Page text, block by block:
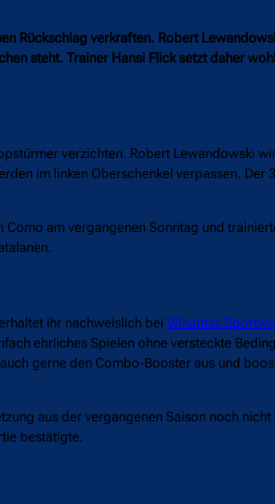
Rückschlag verkraften. Robert
steht. Trainer Hansi Flick setzt daher
verzichten. Robert Lewandowski
im linken Oberschenkel verpassen. Der
am vergangenen Sonntag und
ihr nachweislich bei Winamax
ehrliches Spielen ohne versteckte
gerne den Combo-Booster aus und
aus der vergangenen Saison noch
bestätigte.